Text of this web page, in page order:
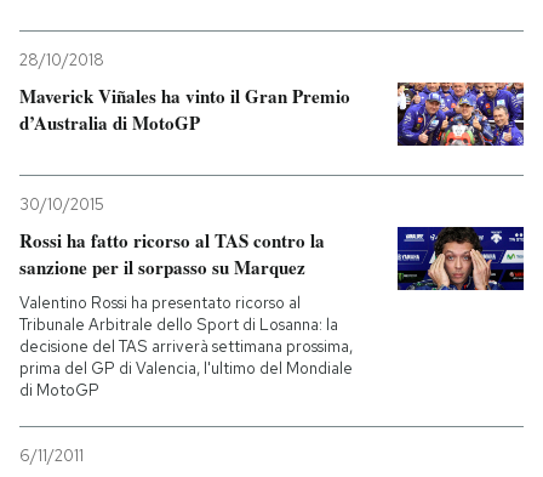
28/10/2018
Maverick Viñales ha vinto il Gran Premio
d’Australia di MotoGP
30/10/2015
Rossi ha fatto ricorso al TAS contro la
sanzione per il sorpasso su Marquez
Valentino Rossi ha presentato ricorso al
Tribunale Arbitrale dello Sport di Losanna: la
decisione del TAS arriverà settimana prossima,
prima del GP di Valencia, l'ultimo del Mondiale
di MotoGP
6/11/2011